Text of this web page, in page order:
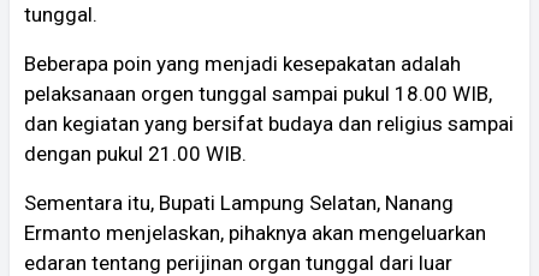
tunggal.
Beberapa poin yang menjadi kesepakatan adalah
pelaksanaan orgen tunggal sampai pukul 18.00 WIB,
dan kegiatan yang bersifat budaya dan religius sampai
dengan pukul 21.00 WIB.
Sementara itu, Bupati Lampung Selatan, Nanang
Ermanto menjelaskan, pihaknya akan mengeluarkan
edaran tentang perijinan organ tunggal dari luar